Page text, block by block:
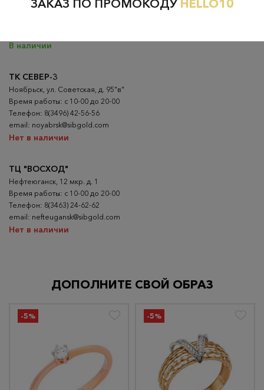
ТК СЕВЕР-3
Ноябрьск, ул. Советская, д. 95"в"
Время работы: с 10-00 до 20-00
Телефон: 8(3496) 42-56-56
email: noyabrsk@sibgold.com
Нет в наличии
ТЦ "ВОСХОД"
Нефтеюганск, 12 мкр. д. 1
Время работы: с 10-00 до 20-00
Телефон: 8(3463) 24-62-62
email: nefteugansk@sibgold.com
Нет в наличии
Время работы: с 10-00 до 20-00
В наличии
ДОПОЛНИТЕ СВОЙ ОБРАЗ
-5% -5%
ЗАКАЗ ПО ПРОМОКОДУ HELLO10